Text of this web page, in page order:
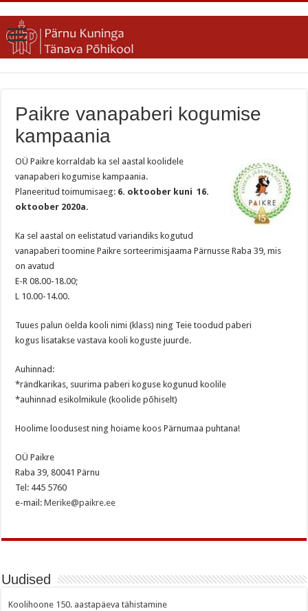
Paikre vanapaberi kogumise
kampaania
OÜ Paikre korraldab ka sel aastal koolidele
vanapaberi kogumise kampaania.
Planeeritud toimumisaeg: 6. oktoober kuni 16.
oktoober 2020a.
Ka sel aastal on eelistatud variandiks kogutud
vanapaberi toomine Paikre sorteerimisjaama Pärnusse Raba 39, mis
on avatud
E-R 08.00-18.00;
L 10.00-14.00.
Tuues palun öelda kooli nimi (klass) ning Teie toodud paberi
kogus lisatakse vastava kooli koguste juurde.
Auhinnad:
*rändkarikas, suurima paberi koguse kogunud koolile
*auhinnad esikolmikule (koolide põhiselt)
Hoolime loodusest ning hoiame koos Pärnumaa puhtana!
OÜ Paikre
Raba 39, 80041 Pärnu
Tel: 445 5760
e-mail:Merike@paikre.ee
Uudised
Koolihoone 150. aastapäeva tähistamine